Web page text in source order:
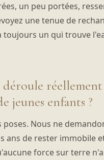
un peu portées,
une tenue de
un qui trouve
déroule
jeunes enfants ?
poses. Nous ne
ans de rester immobile
force sur terre